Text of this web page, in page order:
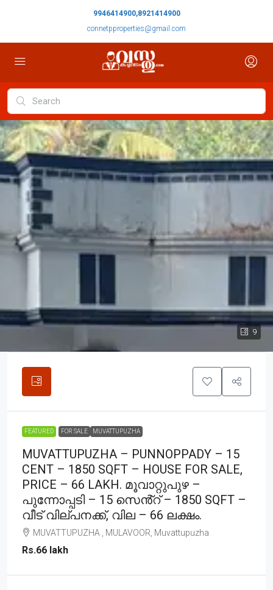
9946414900,8921414900
connetpproperties@gmail.com
9
FEATURED FOR SALE MUVATTUPUZHA
MUVATTUPUZHA – PUNNOPPADY – 15
CENT – 1850 SQFT – HOUSE FOR SALE,
PRICE – 66 LAKH. മൂവാറ്റുപുഴ –
പുന്നോപ്പടി – 15 സെൻ്റ് – 1850 SQFT –
വീട് വില്പനക്ക്, വില – 66 ലക്ഷം.
MUVATTUPUZHA , MULAVOOR, Muvattupuzha
Rs.66 lakh